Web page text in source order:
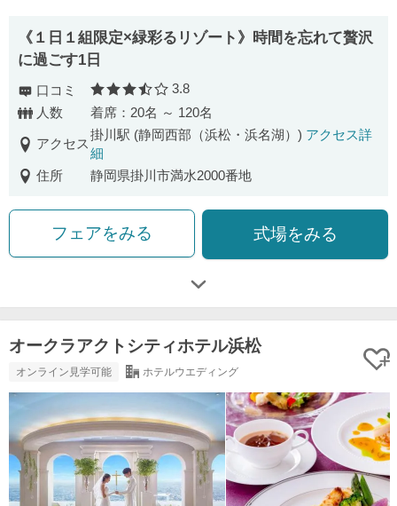
《１日１組限定×緑彩るリゾート》時間を忘れて贅沢
に過ごす1日
口コミ 口コミ評価
3.8
人数
着席：20名 ～ 120名
アクセス
掛川駅 (静岡西部（浜松・浜名湖）) アクセス詳
細
住所
静岡県掛川市満水2000番地
フェアをみる 式場をみる
オークラアクトシティホテル浜松
オンライン見学可能 ホテルウエディング